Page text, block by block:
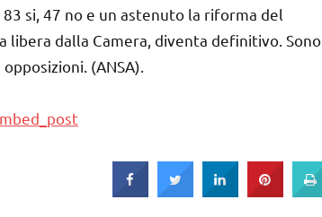
83 si, 47 no e un astenuto la riforma del
libera dalla Camera, diventa definitivo. Sono
(ANSA).